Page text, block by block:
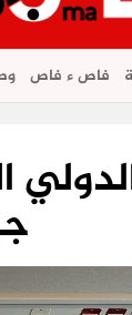
فاص ء فاص